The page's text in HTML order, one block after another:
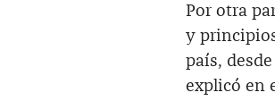
Por otra
y
país, desde
explicó en